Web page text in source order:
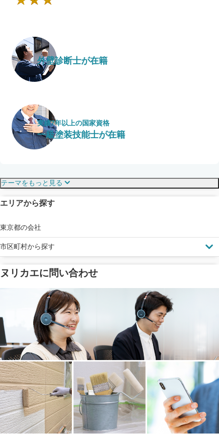
外壁診断士が在籍
実績7年以上の国家資格
一級塗装技能士が在籍
塗料の​品質を​保証
メーカー保証
工事保険
ご近所トラブルに
賠償保険
見えにくい屋根も安心
ドローン診断
省エネ効果
断熱・遮熱塗料対応
雨漏り修繕
防水工事
テーマをもっと見る
エリアから探す
東京都の会社
市区町村から探す
ヌリカエに問い合わせ